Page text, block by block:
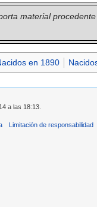
material
en 1890
a las 18:13.
Limitación de responsabilidad